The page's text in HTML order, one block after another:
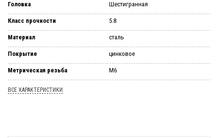
Головка Шестигранная
Класс прочности 5.8
Материал сталь
Покрытие цинковое
Метрическая резьба М6
ВСЕ ХАРАКТЕРИСТИКИ